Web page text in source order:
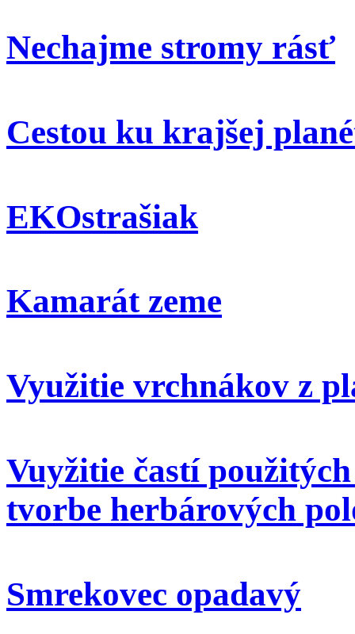
Nechajme stromy rásť
Cestou ku krajšej
EKOstrašiak
Kamarát zeme
Využitie vrchnákov z
Vuyžitie častí
tvorbe herbárových
Smrekovec opadavý